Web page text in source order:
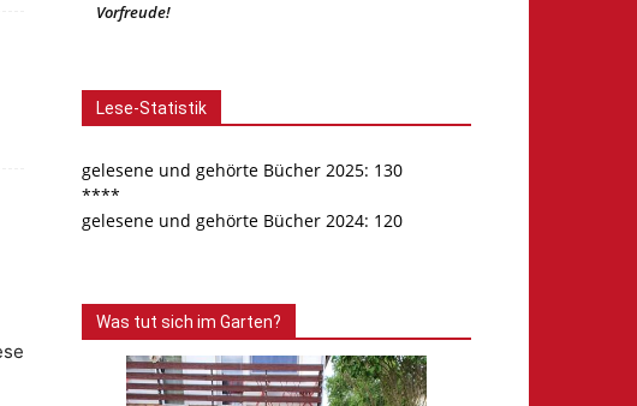
Vorfreude!
Lese-Statistik
gelesene und gehörte Bücher 2025: 130
****
gelesene und gehörte Bücher 2024: 120
Was tut sich im Garten?